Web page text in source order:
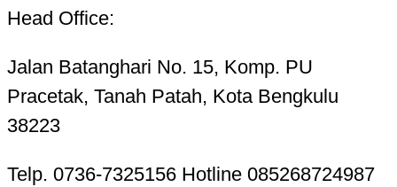
Head Office:
Jalan Batanghari No. 15, Komp. PU
Pracetak, Tanah Patah, Kota Bengkulu
38223
Telp. 0736-7325156 Hotline 085268724987